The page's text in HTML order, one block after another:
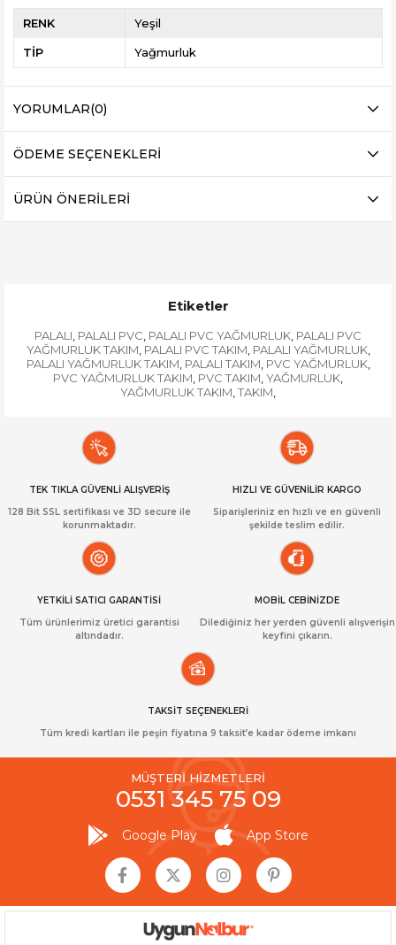
RENK Yeşil
TİP Yağmurluk
YORUMLAR(0)
ÖDEME SEÇENEKLERI
ÜRÜN ÖNERILERI
Etiketler
PALALI, PALALI PVC, PALALI PVC YAĞMURLUK, PALALI PVC
YAĞMURLUK TAKIM, PALALI PVC TAKIM, PALALI YAĞMURLUK,
PALALI YAĞMURLUK TAKIM, PALALI TAKIM, PVC YAĞMURLUK,
PVC YAĞMURLUK TAKIM, PVC TAKIM, YAĞMURLUK,
YAĞMURLUK TAKIM, TAKIM,
TEK TIKLA GÜVENLİ ALIŞVERİŞ
128 Bit SSL sertifikası ve 3D secure ile
korunmaktadır.
HIZLI VE GÜVENİLİR KARGO
Siparişleriniz en hızlı ve en güvenli
şekilde teslim edilir.
YETKİLİ SATICI GARANTİSİ
Tüm ürünlerimiz üretici garantisi
altındadır.
MOBİL CEBİNİZDE
Dilediğiniz her yerden güvenli alışverişin
keyfini çıkarın.
TAKSİT SEÇENEKLERİ
Tüm kredi kartları ile peşin fiyatına 9 taksit’e kadar ödeme imkanı
MÜŞTERİ HİZMETLERİ
0531 345 75 09
Google Play App Store